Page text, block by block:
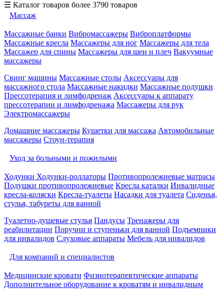
☰ Каталог товаров более 3790 товаров
Массаж
Массажные банки Вибромассажеры Виброплатформы
Массажные кресла Массажеры для ног Массажеры для тела
Массажер для спины Массажеры для шеи и плеч Вакуумные
массажеры
Свинг машины Массажные столы Аксессуары для
массажного стола Массажные накидки Массажные подушки
Прессотерапия и лимфодренаж Аксессуары к аппарату
прессотерапии и лимфодренажа Массажеры для рук
Электромассажеры
Домашние массажеры Кушетки для массажа Автомобильные
массажеры Стоун-терапия
Уход за больными и пожилыми
Ходунки Ходунки-роллаторы Противопролежневые матрасы
Подушки противопролежневые Кресла каталки Инвалидные
кресла-коляски Кресла-туалеты Насадки для туалета Сиденья,
стулья, табуреты для ванной
Туалетно-душевые стулья Пандусы Тренажеры для
реабилитации Поручни и ступеньки для ванной Подъемники
для инвалидов Слуховые аппараты Мебель для инвалидов
Для компаний и специалистов
Медицинские кровати Физиотерапевтические аппараты
Дополнительное оборудование к кроватям и инвалидным